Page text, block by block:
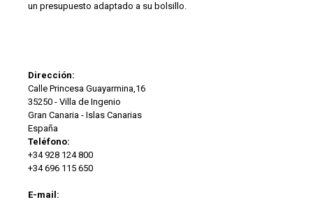
un presupuesto adaptado a su bolsillo.
Dirección:
Calle Princesa Guayarmina,16
35250 - Villa de Ingenio
Gran Canaria - Islas Canarias
España
Teléfono:
+34 928 124 800
+34 696 115 650
E-mail: